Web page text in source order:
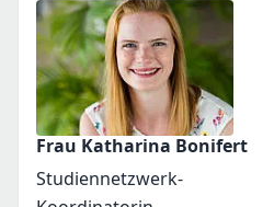
Frau Katharina Bonifert
Studiennetzwerk-